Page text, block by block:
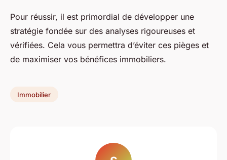
Pour réussir, il est primordial de développer une
stratégie fondée sur des analyses rigoureuses et
vérifiées. Cela vous permettra d’éviter ces pièges et
de maximiser vos bénéfices immobiliers.
Immobilier